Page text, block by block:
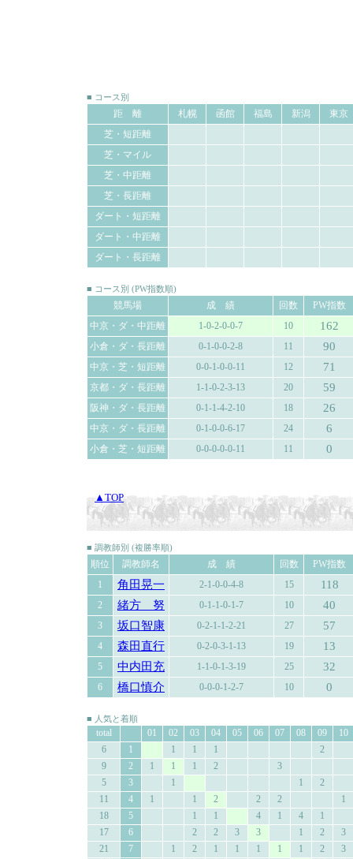
■ コース別
距 離 札幌 函館 福島 新潟
東京
芝・短距離
芝・マイル
芝・中距離
芝・長距離
ダート・短距離
ダート・中距離
ダート・長距離
■ コース別 (PW指数順)
競馬場 成 績 回数
PW指数
中京・ダ・中距離
1-0-2-0-0-7 10 162
小倉・ダ・長距離 0-1-0-0-2-8 11 90
中京・芝・短距離 0-0-1-0-0-11 12 71
京都・ダ・長距離 1-1-0-2-3-13 20 59
阪神・ダ・長距離 0-1-1-4-2-10 18 26
中京・ダ・長距離 0-1-0-0-6-17 24 6
小倉・芝・短距離 0-0-0-0-0-11 11 0
▲TOP
■ 調教師別 (複勝率順)
順位 調教師名 成 績 回数
PW指数
1
角田晃一 2-1-0-0-4-8 15 118
2 緒方 努 0-1-1-0-1-7 10 40
3 坂口智康 0-2-1-1-2-21 27 57
4 森田直行 0-2-0-3-1-13 19 13
5 中内田充 1-1-0-1-3-19 25 32
6 橋口慎介 0-0-0-1-2-7 10 0
■ 人気と着順
total 01 02 03 04 05 06 07 08 09
10
6
1 1 1 1
2
9
2 1 1 1 2
3
5
3 1 1
2
11
4 1 1 2 2 2
1
18
5 1 1 4 1 4
1
17
6 2 2 3 3 1 2
3
21
7 1 2 1 1 1 1 1 2
3